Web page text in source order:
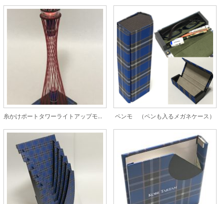
糸かけポートタワーライトアップモデル ペンモ （ペンも入るメガネケース）